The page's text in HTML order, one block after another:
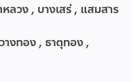
ลวง , บางเสร่ , แสมสาร
งทอง , ธาตุทอง ,